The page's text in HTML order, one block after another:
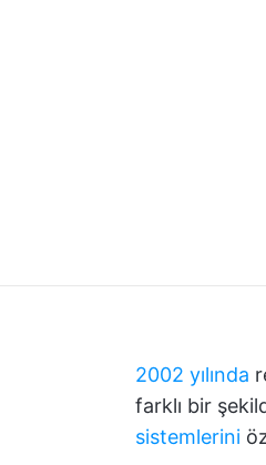
2002 yılında
farklı bir
sistemlerini